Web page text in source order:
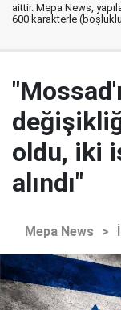
aittir. Mepa News,
600 karakterle (boşluklu)
oldu, iki
alındı"
Mepa News >